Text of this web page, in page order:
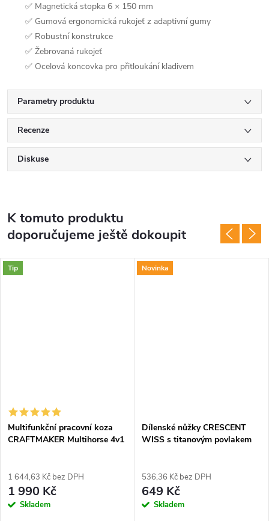
✅ Magnetická stopka 6 × 150 mm
✅ Gumová ergonomická rukojeť z adaptivní gumy
✅ Robustní konstrukce
✅ Žebrovaná rukojeť
✅ Ocelová koncovka pro přitloukání kladivem
Parametry produktu
Recenze
Diskuse
K tomuto produktu
doporučujeme ještě dokoupit
Tip
Multifunkční pracovní koza
CRAFTMAKER Multihorse 4v1
1 644,63 Kč bez DPH
1 990 Kč
Skladem
Novinka
Dílenské nůžky CRESCENT
WISS s titanovým povlakem
536,36 Kč bez DPH
649 Kč
Skladem